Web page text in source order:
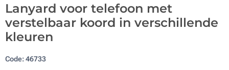
Lanyard voor telefoon met
verstelbaar koord in verschillende
kleuren
Code:46733